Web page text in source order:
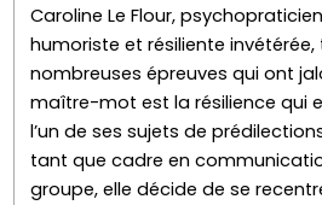
Caroline Le Flour,
humoriste et résiliente
nombreuses épreuves qui ont
maître-mot est la résilience qui
l’un de ses sujets de
tant que cadre en
groupe, elle décide de se